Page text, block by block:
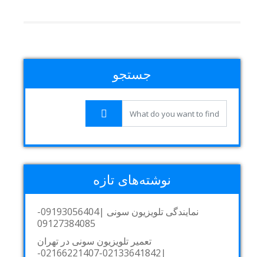
جستجو
نوشته‌های تازه
نمایندگی تلویزیون سونی |09193056404-
09127384085
تعمیر تلویزیون سونی در تهران
|02133641842-02166221407-